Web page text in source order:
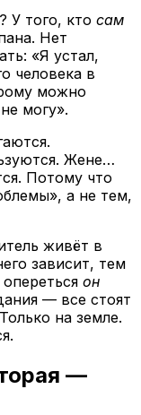
У того, кто сам
Нет
«Я устал,
человека в
можно
могу».
Жене…
Потому что
а не тем,
живёт в
зависит, тем
он
— все стоят
на земле.
—